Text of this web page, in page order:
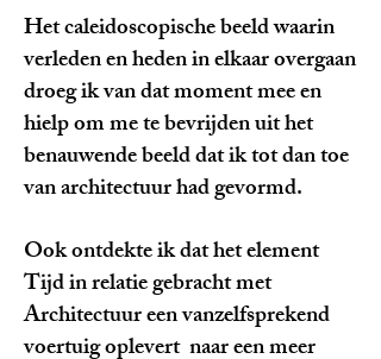
Het caleidoscopische beeld waarin
verleden en heden in elkaar overgaan
droeg ik van dat moment mee en
hielp om me te bevrijden uit het
benauwende beeld dat ik tot dan toe
van architectuur had gevormd.
Ook ontdekte ik dat het element
Tijd in relatie gebracht met
Architectuur een vanzelfsprekend
voertuig oplevert naar een meer